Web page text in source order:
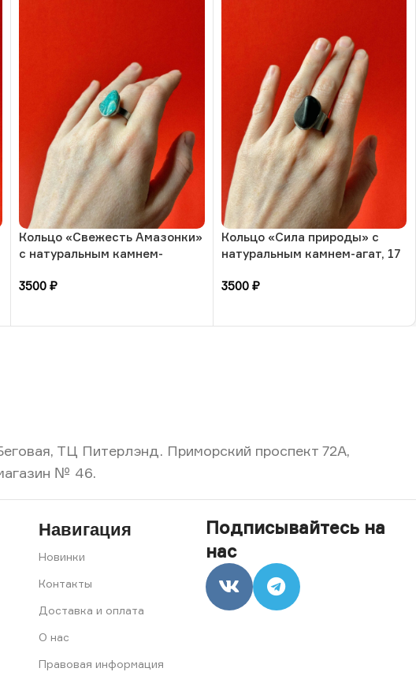
Кольцо «Свежесть Амазонки»
с натуральным камнем-
3500₽
Кольцо «Сила природы» с
натуральным камнем-агат, 17
3500 ₽
ТЦ Питерлэнд. Приморский проспект 72А,
№ 46.
Навигация
Новинки
Контакты
Доставка и оплата
О нас
Правовая информация
Подписывайтесь на
нас